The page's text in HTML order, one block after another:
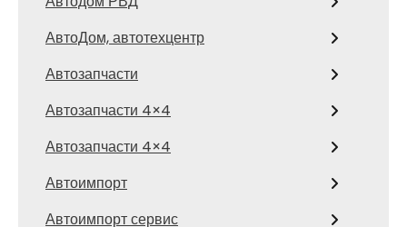
АвтоДом, автотехцентр
Автозапчасти
Автозапчасти 4×4
Автозапчасти 4×4
Автоимпорт
Автоимпорт сервис